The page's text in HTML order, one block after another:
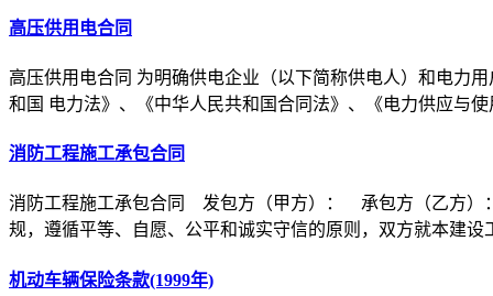
高压供用电合同
高压供用电合同 为明确供电企业（以下简称供电人）和电力
和国 电力法》、《中华人民共和国合同法》、《电力供应与
消防工程施工承包合同
消防工程施工承包合同 发包方（甲方）： 承包方（乙方）
规，遵循平等、自愿、公平和诚实守信的原则，双方就本建设
机动车辆保险条款(1999年)